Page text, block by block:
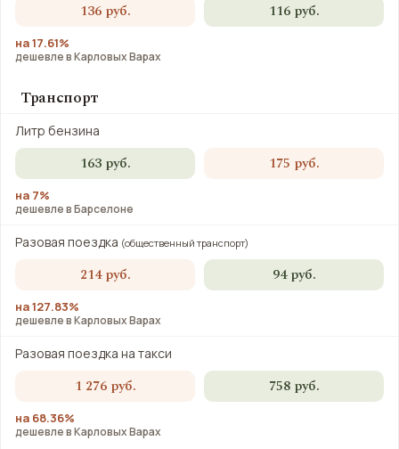
136 руб. 116 руб.
на 17.61%
дешевле в Карловых Варах
Транспорт
Литр бензина
163 руб. 175 руб.
на 7%
дешевле в Барселоне
Разовая поездка (общественный транспорт)
214 руб. 94 руб.
на 127.83%
дешевле в Карловых Варах
Разовая поездка на такси
1 276 руб. 758 руб.
на 68.36%
дешевле в Карловых Варах